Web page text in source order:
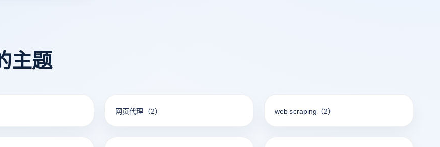
主题
网页代理 （2） web scraping （2）